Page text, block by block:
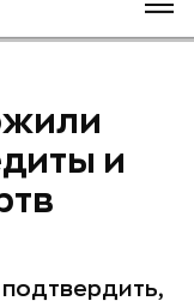
и